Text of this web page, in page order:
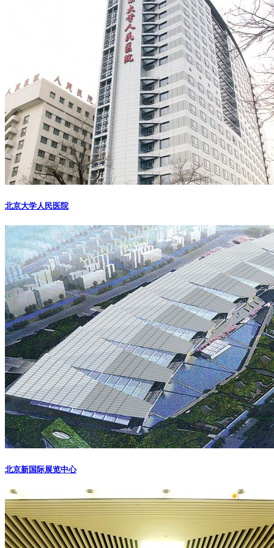
北京大学人民医院
北京新国际展览中心